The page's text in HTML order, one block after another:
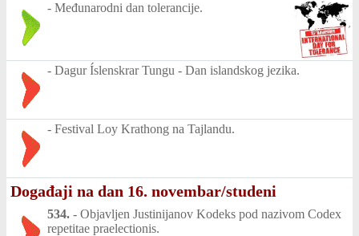
- Međunarodni dan tolerancije.
- Dagur Íslenskrar Tungu - Dan islandskog jezika.
- Festival Loy Krathong na Tajlandu.
Događaji na dan 16. novembar/studeni
534. - Objavljen Justinijanov Kodeks pod nazivom Codex
repetitae praelectionis.